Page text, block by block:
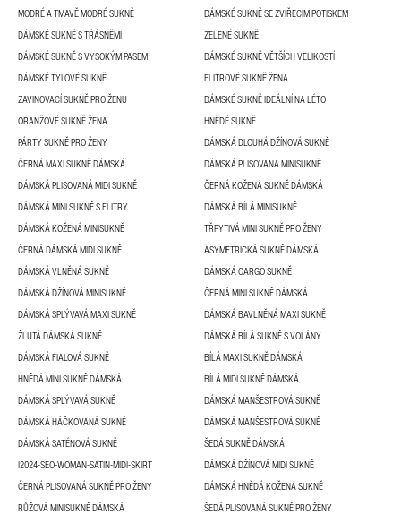
MODRÉ A TMAVĚ MODRÉ SUKNĚ
DÁMSKÉ SUKNĚ SE ZVÍŘECÍM POTISKEM
DÁMSKÉ SUKNĚ S TŘÁSNĚMI
ZELENÉ SUKNĚ
DÁMSKÉ SUKNĚ S VYSOKÝM PASEM
DÁMSKÉ SUKNĚ VĚTŠÍCH VELIKOSTÍ
DÁMSKÉ TYLOVÉ SUKNĚ
FLITROVÉ SUKNĚ ŽENA
ZAVINOVACÍ SUKNĚ PRO ŽENU
DÁMSKÉ SUKNĚ IDEÁLNÍ NA LÉTO
ORANŽOVÉ SUKNĚ ŽENA
HNĚDÉ SUKNĚ
PÁRTY SUKNĚ PRO ŽENY
DÁMSKÁ DLOUHÁ DŽÍNOVÁ SUKNĚ
ČERNÁ MAXI SUKNĚ DÁMSKÁ
DÁMSKÁ PLISOVANÁ MINISUKNĚ
DÁMSKÁ PLISOVANÁ MIDI SUKNĚ
ČERNÁ KOŽENÁ SUKNĚ DÁMSKÁ
DÁMSKÁ MINI SUKNĚ S FLITRY
DÁMSKÁ BÍLÁ MINISUKNĚ
DÁMSKÁ KOŽENÁ MINISUKNĚ
TŘPYTIVÁ MINI SUKNĚ PRO ŽENY
ČERNÁ DÁMSKÁ MIDI SUKNĚ
ASYMETRICKÁ SUKNĚ DÁMSKÁ
DÁMSKÁ VLNĚNÁ SUKNĚ
DÁMSKÁ CARGO SUKNĚ
DÁMSKÁ DŽÍNOVÁ MINISUKNĚ
ČERNÁ MINI SUKNĚ DÁMSKÁ
DÁMSKÁ SPLÝVAVÁ MAXI SUKNĚ
DÁMSKÁ BAVLNĚNÁ MAXI SUKNĚ
ŽLUTÁ DÁMSKÁ SUKNĚ
DÁMSKÁ BÍLÁ SUKNĚ S VOLÁNY
DÁMSKÁ FIALOVÁ SUKNĚ
BÍLÁ MAXI SUKNĚ DÁMSKÁ
HNĚDÁ MINI SUKNĚ DÁMSKÁ
BÍLÁ MIDI SUKNĚ DÁMSKÁ
DÁMSKÁ SPLÝVAVÁ SUKNĚ
DÁMSKÁ MANŠESTROVÁ SUKNĚ
DÁMSKÁ HÁČKOVANÁ SUKNĚ
DÁMSKÁ MANŠESTROVÁ SUKNĚ
DÁMSKÁ SATÉNOVÁ SUKNĚ
ŠEDÁ SUKNĚ DÁMSKÁ
I2024-SEO-WOMAN-SATIN-MIDI-SKIRT
DÁMSKÁ DŽÍNOVÁ MIDI SUKNĚ
ČERNÁ PLISOVANÁ SUKNĚ PRO ŽENY
DÁMSKÁ HNĚDÁ KOŽENÁ SUKNĚ
RŮŽOVÁ MINISUKNĚ DÁMSKÁ
ŠEDÁ PLISOVANÁ SUKNĚ PRO ŽENY